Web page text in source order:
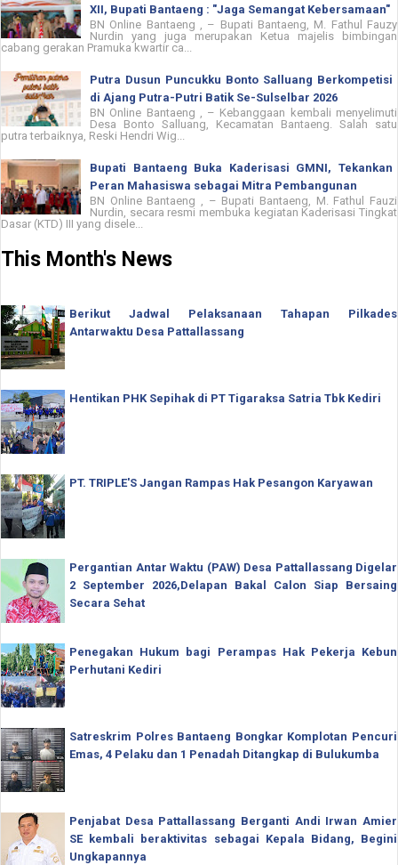
XII, Bupati Bantaeng : "Jaga Semangat Kebersamaan"
BN Online Bantaeng , – Bupati Bantaeng, M. Fathul Fauzy
Nurdin yang juga merupakan Ketua majelis bimbingan
cabang gerakan Pramuka kwartir ca...
Putra Dusun Puncukku Bonto Salluang Berkompetisi
di Ajang Putra-Putri Batik Se-Sulselbar 2026
BN Online Bantaeng , – Kebanggaan kembali menyelimuti
Desa Bonto Salluang, Kecamatan Bantaeng. Salah satu
putra terbaiknya, Reski Hendri Wig...
Bupati Bantaeng Buka Kaderisasi GMNI, Tekankan
Peran Mahasiswa sebagai Mitra Pembangunan
BN Online Bantaeng , – Bupati Bantaeng, M. Fathul Fauzi
Nurdin, secara resmi membuka kegiatan Kaderisasi Tingkat
Dasar (KTD) III yang disele...
This Month's News
Berikut Jadwal Pelaksanaan Tahapan Pilkades
Antarwaktu Desa Pattallassang
Hentikan PHK Sepihak di PT Tigaraksa Satria Tbk Kediri
PT. TRIPLE'S Jangan Rampas Hak Pesangon Karyawan
Pergantian Antar Waktu (PAW) Desa Pattallassang Digelar
2 September 2026,Delapan Bakal Calon Siap Bersaing
Secara Sehat
Penegakan Hukum bagi Perampas Hak Pekerja Kebun
Perhutani Kediri
Satreskrim Polres Bantaeng Bongkar Komplotan Pencuri
Emas, 4 Pelaku dan 1 Penadah Ditangkap di Bulukumba
Penjabat Desa Pattallassang Berganti Andi Irwan Amier
SE kembali beraktivitas sebagai Kepala Bidang, Begini
Ungkapannya